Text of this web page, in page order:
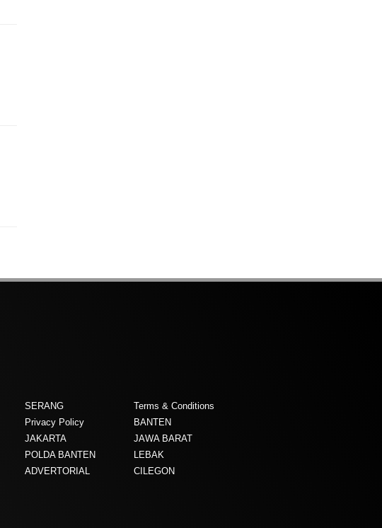
SERANG
Terms & Conditions
Privacy Policy
BANTEN
JAKARTA
JAWA BARAT
POLDA BANTEN
LEBAK
ADVERTORIAL
CILEGON